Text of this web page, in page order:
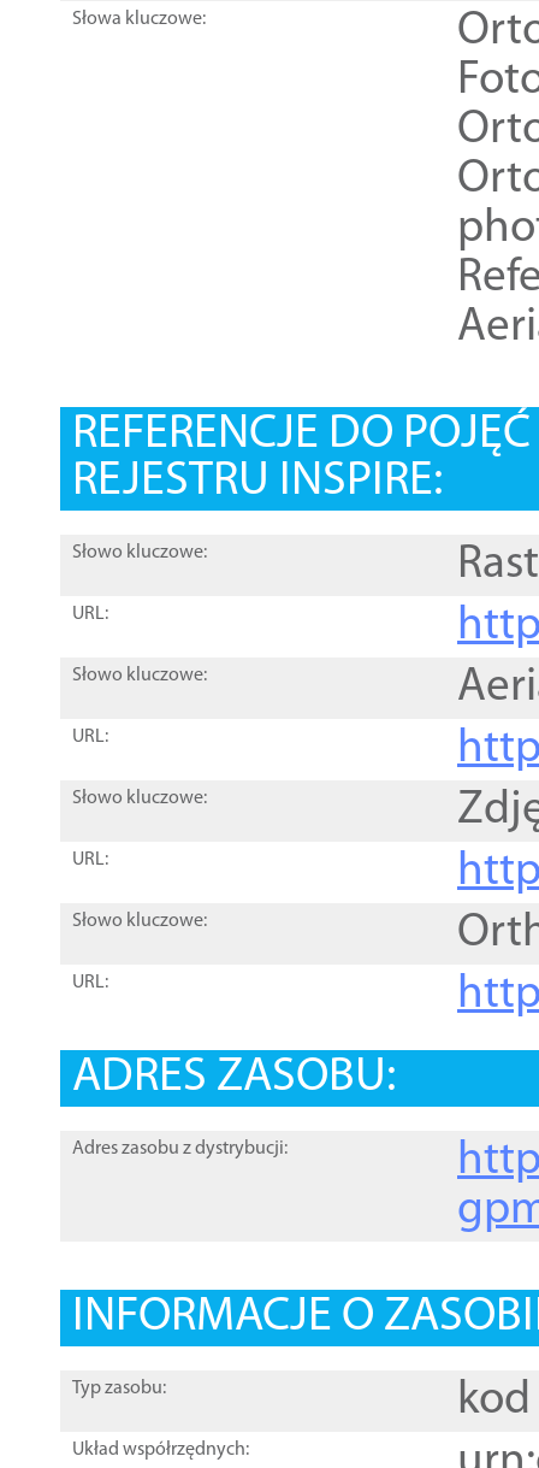
Słowa kluczowe:
REFERENCJE DO
REJESTRU INSPIRE:
Słowo kluczowe:
URL:
Słowo kluczowe:
URL:
Słowo kluczowe:
URL:
Słowo kluczowe:
URL:
ADRES ZASOBU:
Adres zasobu z dystrybucji:
INFORMACJE O
Typ zasobu: kod
Układ współrzędnych: